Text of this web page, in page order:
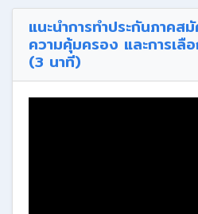
แนะนำการทำประกันภาคส
ความคุ้มครอง และการเลื
(3 นาที)